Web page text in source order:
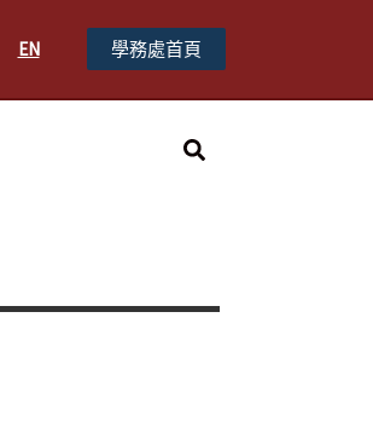
EN 學務處首頁
搜